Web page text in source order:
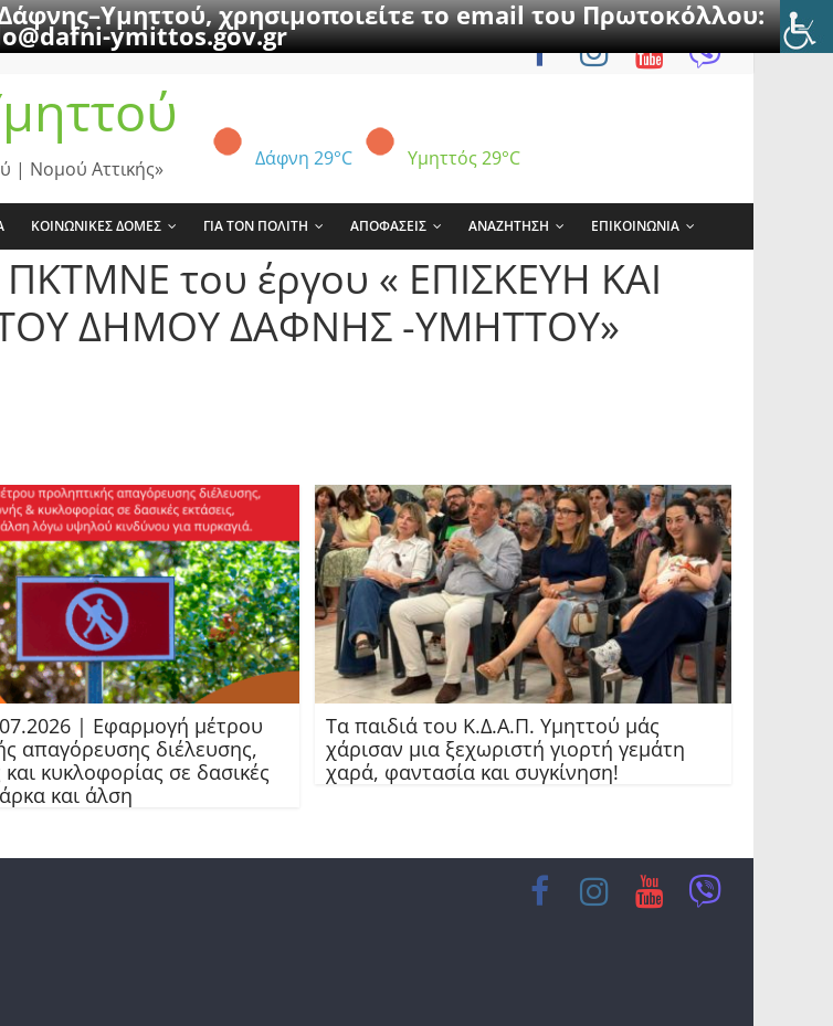
χρησιμοποιείτε το email του Πρωτοκόλλου:
ymittos.gov.gr
Δάφνη 29°C Υμηττός 29°C
| Νομού Αττικής»
ΚΟΙΝΩΝΙΚΕΣ ΔΟΜΕΣ ΓΙΑ ΤΟΝ ΠΟΛΙΤΗ ΑΠΟΦΑΣΕΙΣ ΑΝΑΖΗΤΗΣΗ ΕΠΙΚΟΙΝΩΝΙΑ
του έργου « ΕΠΙΣΚΕΥΗ ΚΑΙ
ΔΗΜΟΥ ΔΑΦΝΗΣ -ΥΜΗΤΤΟΥ»
| Εφαρμογή μέτρου
απαγόρευσης διέλευσης,
κυκλοφορίας σε δασικές
και άλση
Τα παιδιά του Κ.Δ.Α.Π. Υμηττού μάς
χάρισαν μια ξεχωριστή γιορτή γεμάτη
χαρά, φαντασία και συγκίνηση!